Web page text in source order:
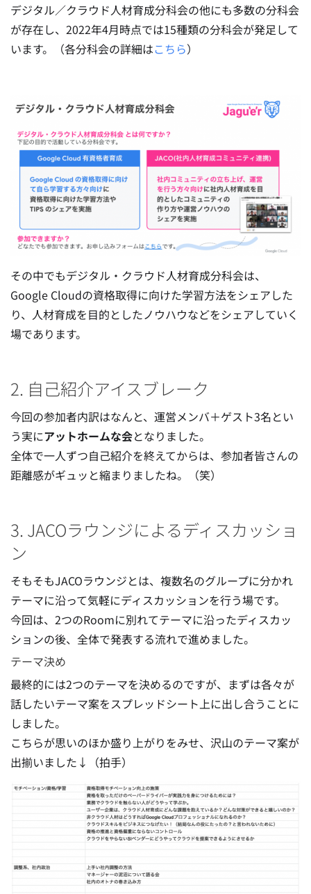
デジタル／クラウド人材育成分科会の他にも多数の分科会
が存在し、2022年4月時点では15種類の分科会が発足して
います。（各分科会の詳細はこちら）
その中でもデジタル・クラウド人材育成分科会は、
Google Cloudの資格取得に向けた学習方法をシェアした
り、人材育成を目的としたノウハウなどをシェアしていく
場であります。
2. 自己紹介アイスブレーク
今回の参加者内訳はなんと、運営メンバ＋ゲスト3名とい
う実にアットホームな会となりました。
全体で一人ずつ自己紹介を終えてからは、参加者皆さんの
距離感がギュッと縮まりましたね。（笑）
3. JACOラウンジによるディスカッショ
ン
そもそもJACOラウンジとは、複数名のグループに分かれ
テーマに沿って気軽にディスカッションを行う場です。
今回は、2つのRoomに別れてテーマに沿ったディスカッ
ションの後、全体で発表する流れで進めました。
テーマ決め
最終的には2つのテーマを決めるのですが、まずは各々が
話したいテーマ案をスプレッドシート上に出し合うことに
しました。
こちらが思いのほか盛り上がりをみせ、沢山のテーマ案が
出揃いました↓（拍手）